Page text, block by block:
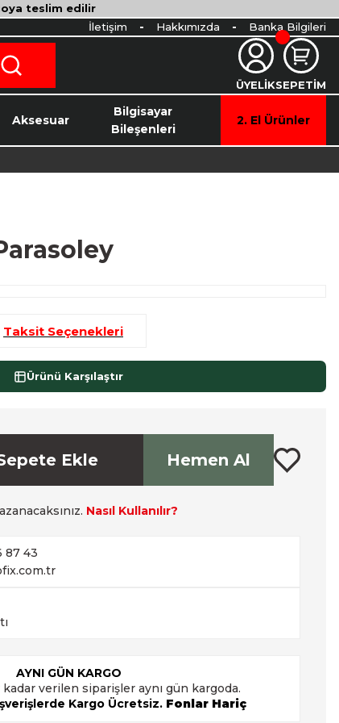
teslim edilir
İletişim Hakkımızda Banka Bilgileri
ÜYELİKSEPETİM
Aksesuar
Bilgisayar
Bileşenleri
2. El Ürünler
Taksit Seçenekleri
Ürünü Karşılaştır
Ekle Hemen Al
Nasıl Kullanılır?
87 43
AYNI GÜN KARGO
kadar verilen siparişler aynı gün kargoda.
Kargo Ücretsiz. Fonlar Hariç